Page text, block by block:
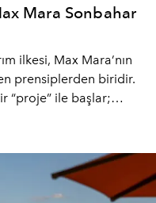
Mara Sonbahar
ilkesi, Max Mara’nın
prensiplerden biridir.
“proje” ile başlar;